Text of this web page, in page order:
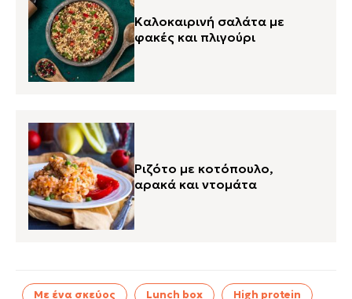
Καλοκαιρινή σαλάτα με
φακές και πλιγούρι
Ριζότο με κοτόπουλο,
αρακά και ντομάτα
Με ένα σκεύος Lunch box High protein